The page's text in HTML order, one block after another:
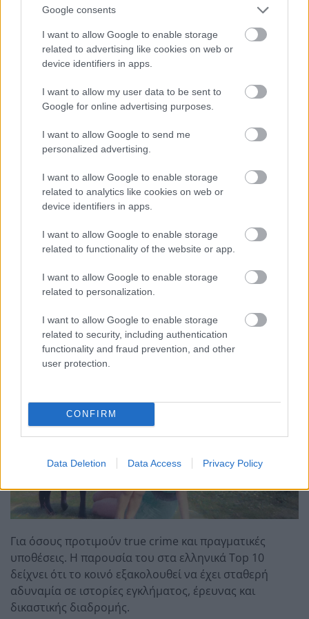
Google consents
I want to allow Google to enable storage
related to advertising like cookies on web or
device identifiers in apps.
I want to allow my user data to be sent to
Google for online advertising purposes.
I want to allow Google to send me
personalized advertising.
I want to allow Google to enable storage
related to analytics like cookies on web or
device identifiers in apps.
I want to allow Google to enable storage
related to functionality of the website or app.
I want to allow Google to enable storage
related to personalization.
I want to allow Google to enable storage
related to security, including authentication
functionality and fraud prevention, and other
user protection.
CONFIRM
Data Deletion Data Access Privacy Policy
Το docuseries για τον Ραφαέλ Ναδάλ είναι από τις πιο
αναγνωρίσιμες νέες αφίξεις του μήνα. Ακόμη και για
όσους δεν παρακολουθούν φανατικά τένις, ο Ναδάλ
παραμένει πρόσωπο με μεγάλη διαδρομή, αντοχή,
τραυματισμούς, επιστροφές και μια καριέρα που
κουβαλά πολύ περισσότερο από αγωνιστικά
The Murder of Rachel Nickell
Για όσους προτιμούν true crime και πραγματικές
υποθέσεις. Η παρουσία του στα ελληνικά Top 10
δείχνει ότι το κοινό εξακολουθεί να έχει σταθερή
αδυναμία σε ιστορίες εγκλήματος, έρευνας και
δικαστικής διαδρομής.